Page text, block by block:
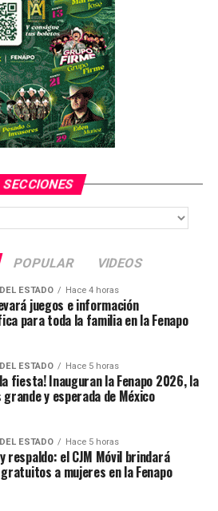
FEATURED
en un arroyo; un potosino
escuelas
SECCIONES
POPULAR VIDEOS
ESTADO Hace 4 horas
juegos e información
para toda la familia en la Fenapo
ESTADO Hace 5 horas
fiesta! Inauguran la Fenapo 2026, la
y esperada de México
ESTADO Hace 5 horas
respaldo: el CJM Móvil brindará
a mujeres en la Fenapo